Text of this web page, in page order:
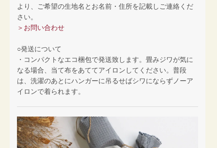
より、ご希望の生地名とお名前・住所を記載しご連絡くだ
さい。
＞お問い合わせ
○発送について
・コンパクトなエコ梱包で発送致します。畳みジワが気に
なる場合、当て布をあててアイロンしてください。普段
は、洗濯のあとにハンガーに吊るせばシワにならずノーア
イロンで着られます。